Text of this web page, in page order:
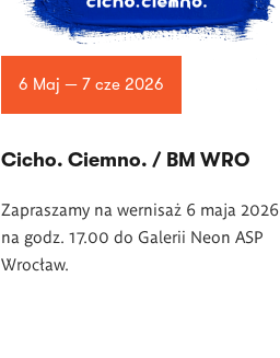
6 Maj — 7 cze 2026
Cicho. Ciemno. / BM WRO
Zapraszamy na wernisaż 6 maja 2026
na godz. 17.00 do Galerii Neon ASP
Wrocław.